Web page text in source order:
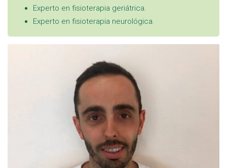
Experto en fisioterapia geriátrica.
Experto en fisioterapia neurológica.